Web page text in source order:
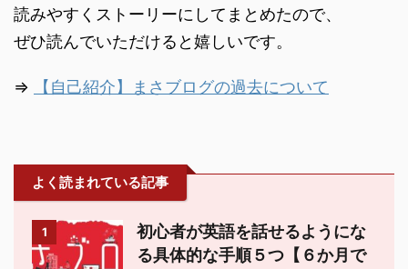
読みやすくストーリーにしてまとめたので、
ぜひ読んでいただけると嬉しいです。
⇒ 【自己紹介】まさブログの過去について
よく読まれている記事
1
初心者が英語を話せるようにな
る具体的な手順５つ【６か月で